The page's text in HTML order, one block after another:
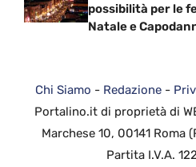
possibilità per le
Natale e
Chi Siamo - Redazione -
Portalino.it di proprietà di
Marchese 10, 00141 Roma
Partita I.V.A.